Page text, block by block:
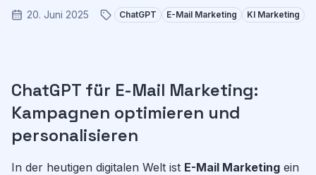
20. Juni 2025 ChatGPT E-Mail Marketing KI Marketing
ChatGPT für E-Mail Marketing:
Kampagnen optimieren und
personalisieren
In der heutigen digitalen Welt ist E-Mail Marketing ein